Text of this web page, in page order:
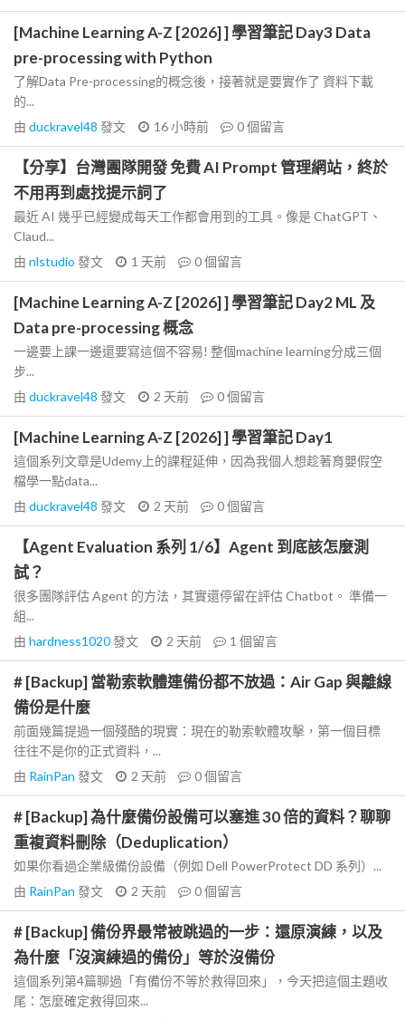
[Machine Learning A-Z [2026] ] 學習筆記 Day3 Data
pre-processing with Python
了解Data Pre-processing的概念後，接著就是要實作了 資料下載
的...
由 duckravel48 發文 16 小時前 0個留言
【分享】台灣團隊開發 免費 AI Prompt 管理網站，終於
不用再到處找提示詞了
最近 AI 幾乎已經變成每天工作都會用到的工具。像是 ChatGPT、
Claud...
由 nlstudio 發文 1 天前 0個留言
[Machine Learning A-Z [2026] ] 學習筆記 Day2 ML 及
Data pre-processing 概念
一邊要上課一邊還要寫這個不容易! 整個machine learning分成三個
步...
由 duckravel48 發文 2 天前 0個留言
[Machine Learning A-Z [2026] ] 學習筆記 Day1
這個系列文章是Udemy上的課程延伸，因為我個人想趁著育嬰假空
檔學一點data...
由 duckravel48 發文 2 天前 0個留言
【Agent Evaluation 系列 1/6】Agent 到底該怎麼測
試？
很多團隊評估 Agent 的方法，其實還停留在評估 Chatbot。 準備一
組...
由 hardness1020發文 2 天前 1 個留言
# [Backup] 當勒索軟體連備份都不放過：Air Gap 與離線
備份是什麼
前面幾篇提過一個殘酷的現實：現在的勒索軟體攻擊，第一個目標
往往不是你的正式資料，...
由 RainPan 發文 2 天前 0個留言
# [Backup] 為什麼備份設備可以塞進 30 倍的資料？聊聊
重複資料刪除（Deduplication）
如果你看過企業級備份設備（例如 Dell PowerProtect DD 系列）...
由 RainPan 發文 2 天前 0個留言
# [Backup] 備份界最常被跳過的一步：還原演練，以及
為什麼「沒演練過的備份」等於沒備份
這個系列第4篇聊過「有備份不等於救得回來」，今天把這個主題收
尾：怎麼確定救得回來...